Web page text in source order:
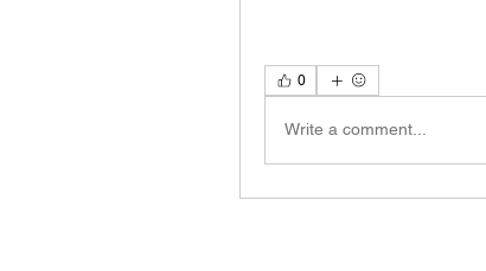
0
Write a comment...